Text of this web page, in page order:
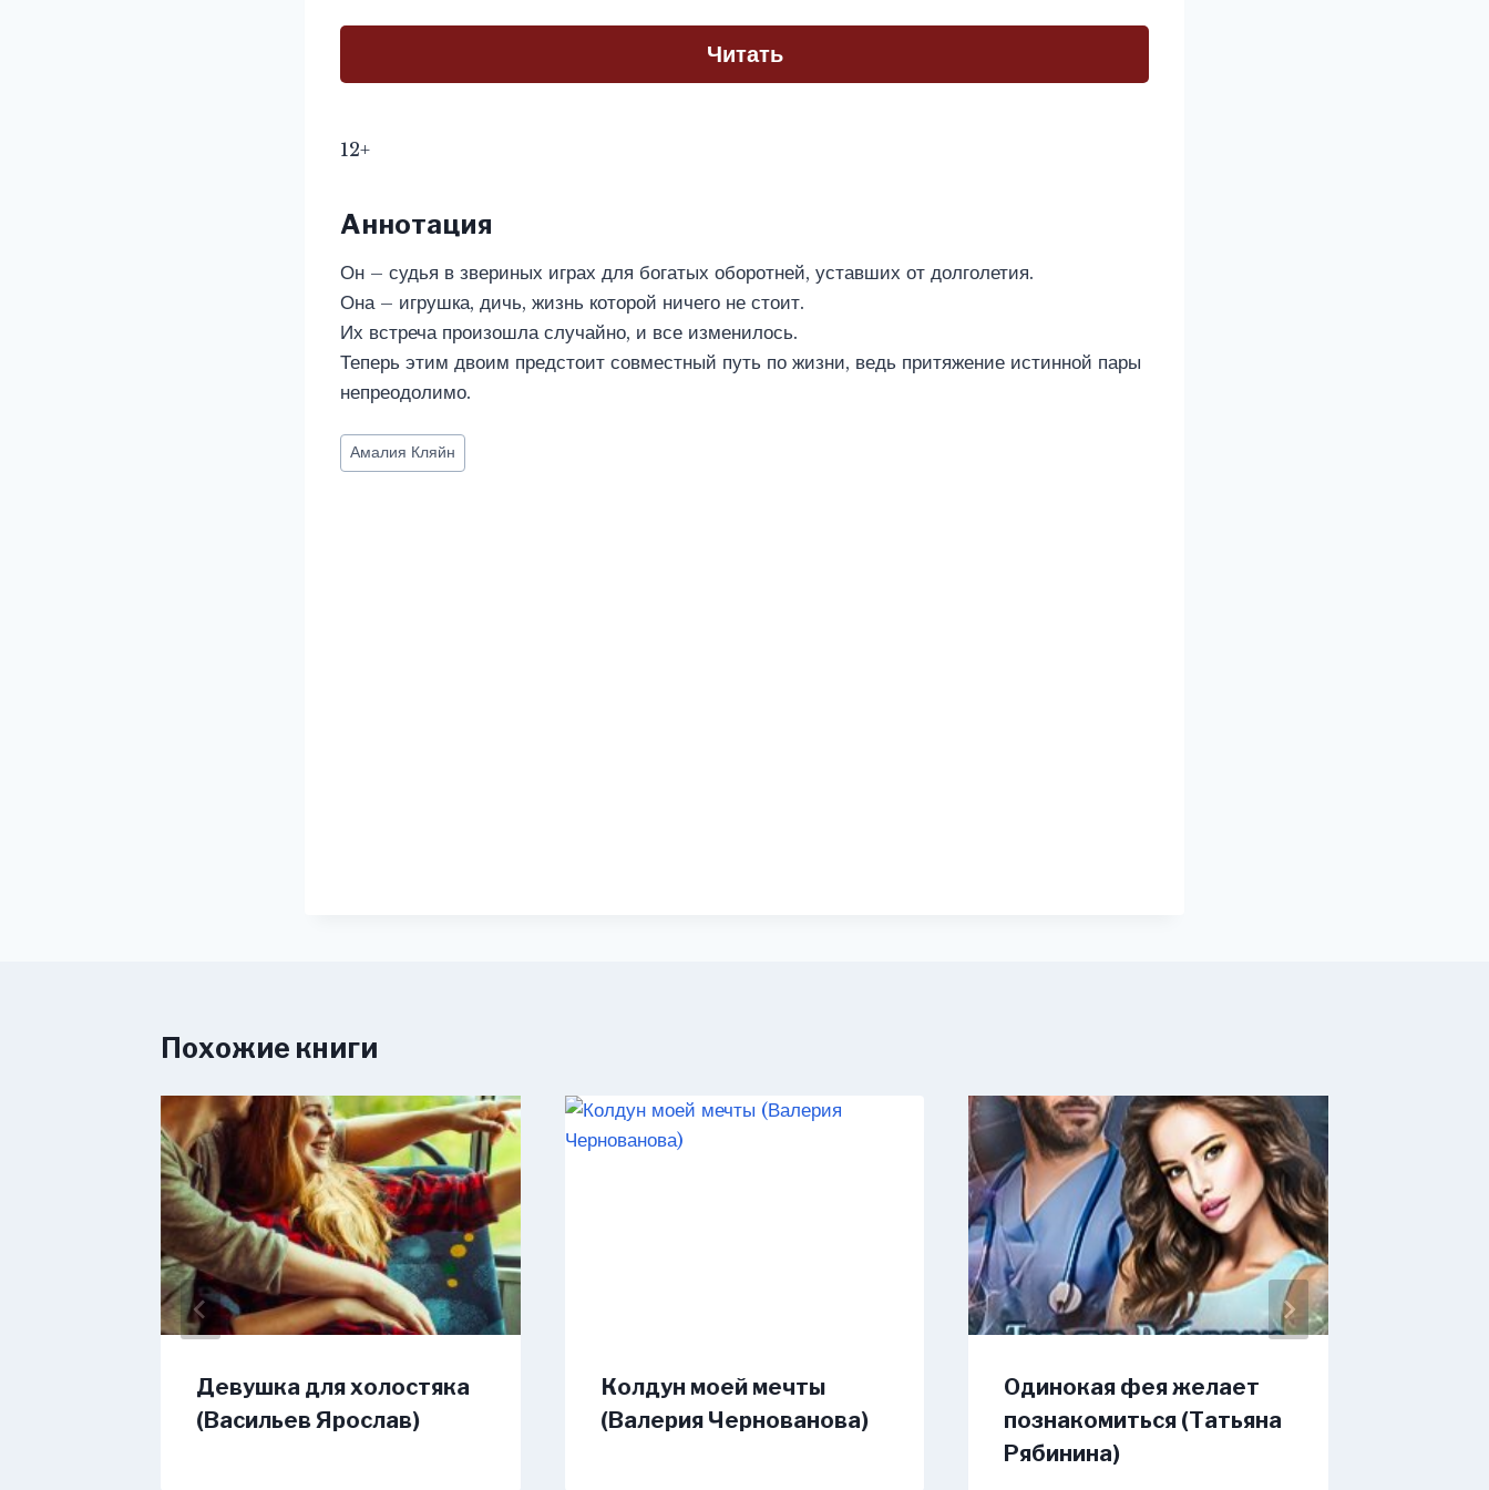
Читать
12+
Аннотация
Он – судья в звериных играх для богатых оборотней, уставших от долголетия.
Она – игрушка, дичь, жизнь которой ничего не стоит.
Их встреча произошла случайно, и все изменилось.
Теперь этим двоим предстоит совместный путь по жизни, ведь притяжение истинной пары
непреодолимо.
Метки
записи:
Амалия Кляйн
Похожие книги
Девушка для холостяка
(Васильев Ярослав)
Колдун моей мечты
(Валерия Чернованова)
Одинокая фея желает
познакомиться (Татьяна
Рябинина)